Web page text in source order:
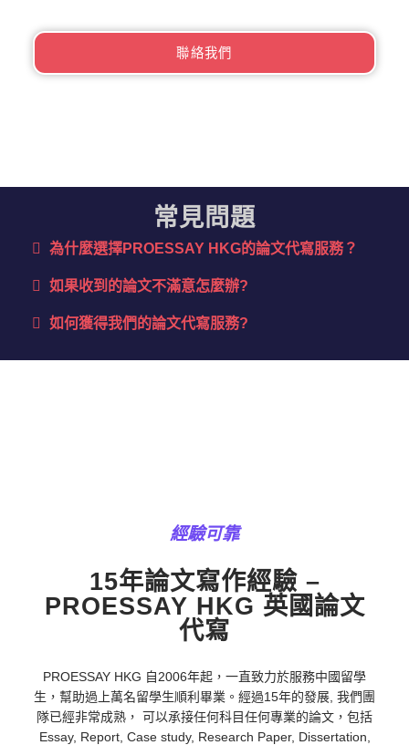
聯絡我們
常見問題
為什麼選擇PROESSAY HKG的論文代寫服務？​
如果收到的論文不滿意怎麼辦?
如何獲得我們的論文代寫服務?
經驗可靠
15年論文寫作經驗 –
PROESSAY HKG 英國論文
代寫
PROESSAY HKG 自2006年起，一直致力於服務中國留學
生，幫助過上萬名留學生順利畢業。經過15年的發展, 我們團
隊已經非常成熟， 可以承接任何科目任何專業的論文，包括
Essay, Report, Case study, Research Paper, Dissertation,